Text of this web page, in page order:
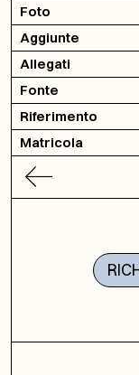
Foto
Aggiunte
Allegati
Fonte
Riferimento
Matricola